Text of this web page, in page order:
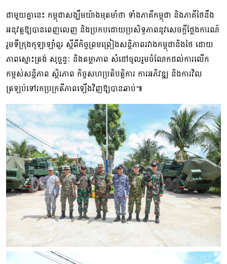
ជាមួយគ្នានេះ កម្ពុជាសង្ឃឹមយ៉ាងមុតមាំថា ទាំងភាគីកម្ពុជា និងភាគីថៃ​នឹង​
អនុវត្ត​ឱ្យ​បាន​ពេញ​លេញ និងប្រកបដោយប្រសិទ្ធភាពនូវសេចក្តីថ្លែងការណ៍
រួមទីក្រុងកូឡាឡាំពួរ ស្តីពីកិច្ច​ព្រម​ព្រៀង​សន្តិភាពរវាងកម្ពុជានិងថៃ ដោយ
ភាពស្មោះត្រង់ សុច្ឆន្ទៈ និងតម្លាភាព សំដៅចូល​រួម​ចំណែក​ដល់​ការលើក
កម្ពស់សន្តិភាព ស្ថិរភាព កិច្ចសហប្រតិបត្តិការ ការអភិវឌ្ឍ និងការវិល​
ត្រឡប់​ទៅ​រកប្រក្រតីភាពឡើងវិញឱ្យបានឆាប់៕